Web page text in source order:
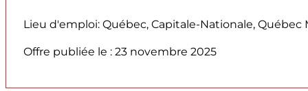
Lieu d'emploi: Québec, Capitale-Nationale, Québec
Offre publiée le : 23 novembre 2025